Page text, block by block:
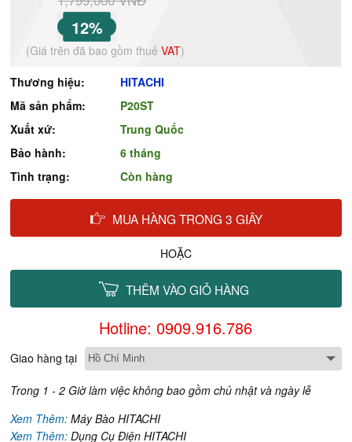
12%
(Giá trên đã bao gồm thuếVAT)
Thương hiệu:
HITACHI
Mã sản phẩm:
P20ST
Xuất xứ:
Trung Quốc
Bảo hành:
6 tháng
Tình trạng:
Còn hàng
MUA HÀNG TRONG 3 GIÂY
HOẶC
THÊM VÀO GIỎ HÀNG
Hotline: 0909.916.786
Giao hàng tại
Trong 1 - 2 Giờ làm việc không bao gồm chủ nhật và ngày lễ
Xem Thêm:Máy Bào HITACHI
Xem Thêm:Dụng Cụ Điện HITACHI